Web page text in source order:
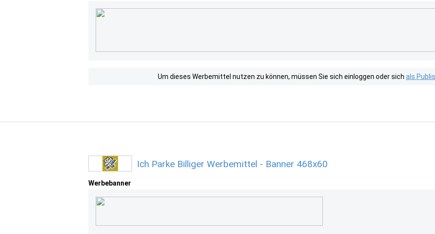
Um dieses Werbemittel nutzen zu können, müssen Sie sich einloggen oder sich als
Ich Parke Billiger Werbemittel - Banner 468x60
Werbebanner